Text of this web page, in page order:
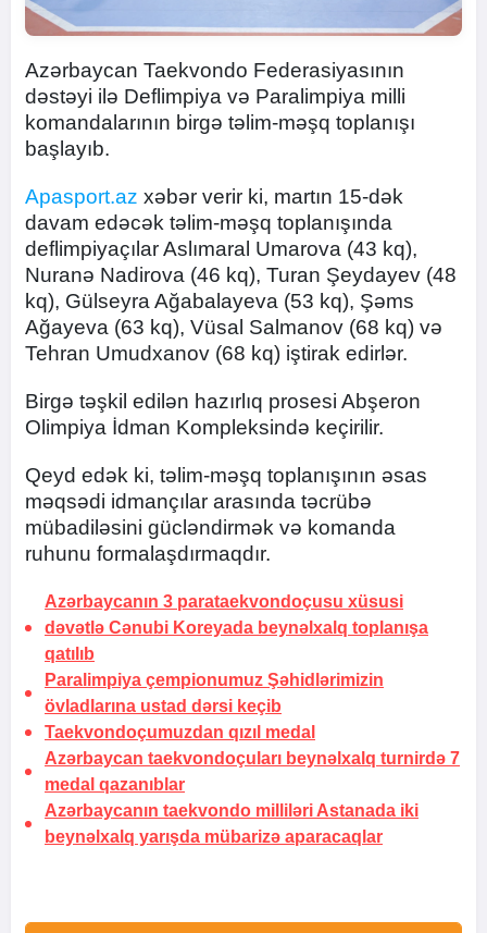
Azərbaycan Taekvondo Federasiyasının
dəstəyi ilə Deflimpiya və Paralimpiya milli
komandalarının birgə təlim-məşq toplanışı
başlayıb.
Apasport.az xəbər verir ki, martın 15-dək
davam edəcək təlim-məşq toplanışında
deflimpiyaçılar Aslımaral Umarova (43 kq),
Nuranə Nadirova (46 kq), Turan Şeydayev (48
kq), Gülseyra Ağabalayeva (53 kq), Şəms
Ağayeva (63 kq), Vüsal Salmanov (68 kq) və
Tehran Umudxanov (68 kq) iştirak edirlər.
Birgə təşkil edilən hazırlıq prosesi Abşeron
Olimpiya İdman Kompleksində keçirilir.
Qeyd edək ki, təlim-məşq toplanışının əsas
məqsədi idmançılar arasında təcrübə
mübadiləsini gücləndirmək və komanda
ruhunu formalaşdırmaqdır.
Azərbaycanın 3 parataekvondoçusu xüsusi
dəvətlə Cənubi Koreyada beynəlxalq toplanışa
qatılıb
Paralimpiya çempionumuz Şəhidlərimizin
övladlarına ustad dərsi keçib
Taekvondoçumuzdan qızıl medal
Azərbaycan taekvondoçuları beynəlxalq turnirdə 7
medal qazanıblar
Azərbaycanın taekvondo milliləri Astanada iki
beynəlxalq yarışda mübarizə aparacaqlar